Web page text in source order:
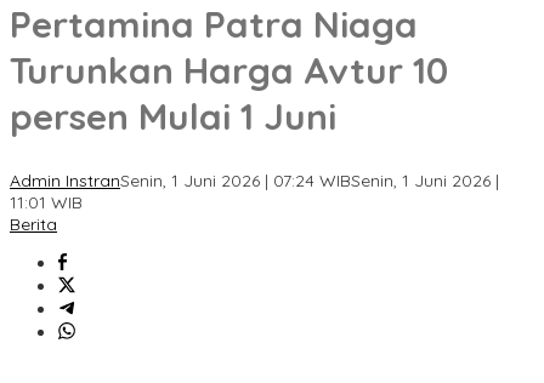
Pertamina Patra Niaga
Turunkan Harga Avtur 10
persen Mulai 1 Juni
Admin InstranSenin, 1 Juni 2026 | 07:24 WIBSenin, 1 Juni 2026 |
11:01 WIB
Berita